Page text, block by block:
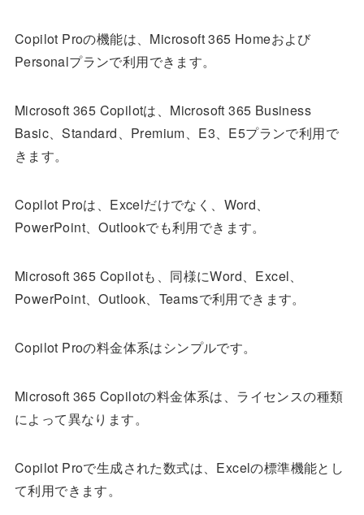
Copilot Proの機能は、Microsoft 365 Homeおよび
Personalプランで利用できます。
Microsoft 365 Copilotは、Microsoft 365 Business
Basic、Standard、Premium、E3、E5プランで利用で
きます。
Copilot Proは、Excelだけでなく、Word、
PowerPoint、Outlookでも利用できます。
Microsoft 365 Copilotも、同様にWord、Excel、
PowerPoint、Outlook、Teamsで利用できます。
Copilot Proの料金体系はシンプルです。
Microsoft 365 Copilotの料金体系は、ライセンスの種類
によって異なります。
Copilot Proで生成された数式は、Excelの標準機能とし
て利用できます。